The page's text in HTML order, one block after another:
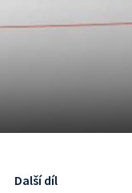
Další díl